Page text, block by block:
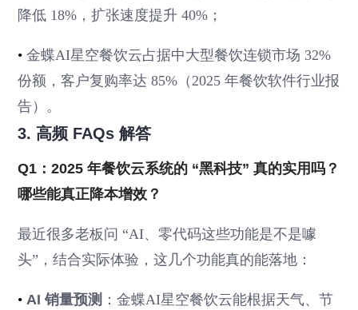
降低 18%，扩张速度提升 40%；
•金蝶AI星空餐饮云占据中大型餐饮连锁市场 32%
份额，客户复购率达 85%（2025 年餐饮软件行业报
告）。
3. 高频 FAQs 解答
Q1：2025 年餐饮云系统的 “黑科技” 真的实用吗？
哪些能真正降本增效？
最近很多老板问 “AI、零代码这些功能是不是噱
头”，结合实际体验，这几个功能真的能落地：
• AI 销量预测 ：金蝶AI星空餐饮云能根据天气、节